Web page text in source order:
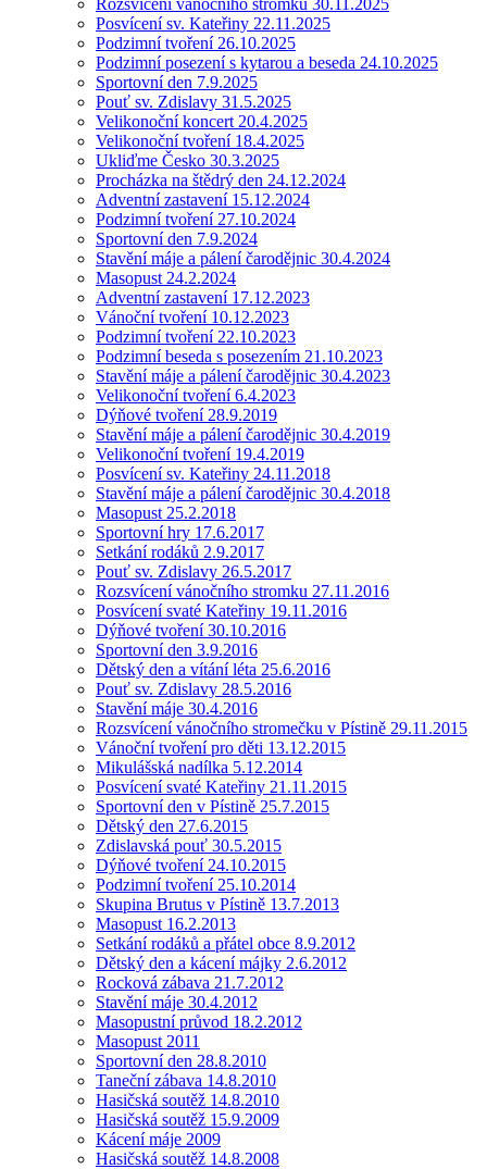
Rozsvícení vánočního stromku 30.11.2025
Posvícení sv. Kateřiny 22.11.2025
Podzimní tvoření 26.10.2025
Podzimní posezení s kytarou a beseda 24.10.2025
Sportovní den 7.9.2025
Pouť sv. Zdislavy 31.5.2025
Velikonoční koncert 20.4.2025
Velikonoční tvoření 18.4.2025
Ukliďme Česko 30.3.2025
Procházka na štědrý den 24.12.2024
Adventní zastavení 15.12.2024
Podzimní tvoření 27.10.2024
Sportovní den 7.9.2024
Stavění máje a pálení čarodějnic 30.4.2024
Masopust 24.2.2024
Adventní zastavení 17.12.2023
Vánoční tvoření 10.12.2023
Podzimní tvoření 22.10.2023
Podzimní beseda s posezením 21.10.2023
Stavění máje a pálení čarodějnic 30.4.2023
Velikonoční tvoření 6.4.2023
Dýňové tvoření 28.9.2019
Stavění máje a pálení čarodějnic 30.4.2019
Velikonoční tvoření 19.4.2019
Posvícení sv. Kateřiny 24.11.2018
Stavění máje a pálení čarodějnic 30.4.2018
Masopust 25.2.2018
Sportovní hry 17.6.2017
Setkání rodáků 2.9.2017
Pouť sv. Zdislavy 26.5.2017
Rozsvícení vánočního stromku 27.11.2016
Posvícení svaté Kateřiny 19.11.2016
Dýňové tvoření 30.10.2016
Sportovní den 3.9.2016
Dětský den a vítání léta 25.6.2016
Pouť sv. Zdislavy 28.5.2016
Stavění máje 30.4.2016
Rozsvícení vánočního stromečku v Pístině 29.11.2015
Vánoční tvoření pro děti 13.12.2015
Mikulášská nadílka 5.12.2014
Posvícení svaté Kateřiny 21.11.2015
Sportovní den v Pístině 25.7.2015
Dětský den 27.6.2015
Zdislavská pouť 30.5.2015
Dýňové tvoření 24.10.2015
Podzimní tvoření 25.10.2014
Skupina Brutus v Pístině 13.7.2013
Masopust 16.2.2013
Setkání rodáků a přátel obce 8.9.2012
Dětský den a kácení májky 2.6.2012
Rocková zábava 21.7.2012
Stavění máje 30.4.2012
Masopustní průvod 18.2.2012
Masopust 2011
Sportovní den 28.8.2010
Taneční zábava 14.8.2010
Hasičská soutěž 14.8.2010
Hasičská soutěž 15.9.2009
Kácení máje 2009
Hasičská soutěž 14.8.2008